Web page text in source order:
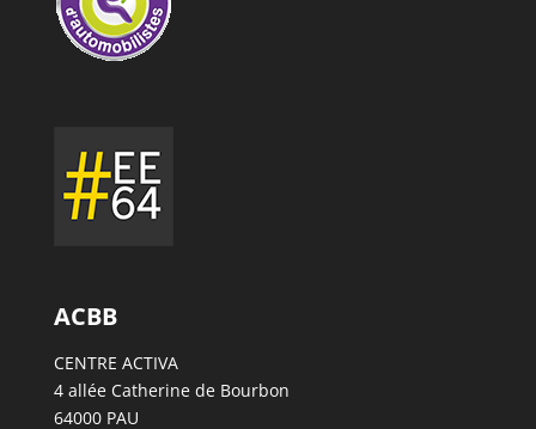
ACBB
CENTRE ACTIVA
4 allée Catherine de Bourbon
64000 PAU